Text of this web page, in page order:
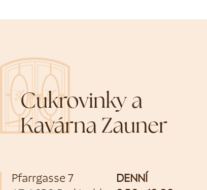
Cukrovinky a
Kavárna Zauner
Pfarrgasse 7
DENNÍ